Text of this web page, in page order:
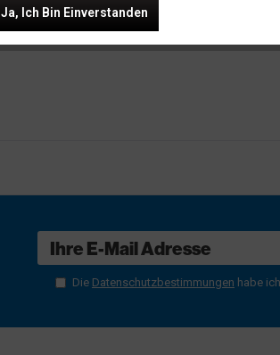
Die Datenschutzbestimmungen habe
Ja, Ich Bin Einverstanden